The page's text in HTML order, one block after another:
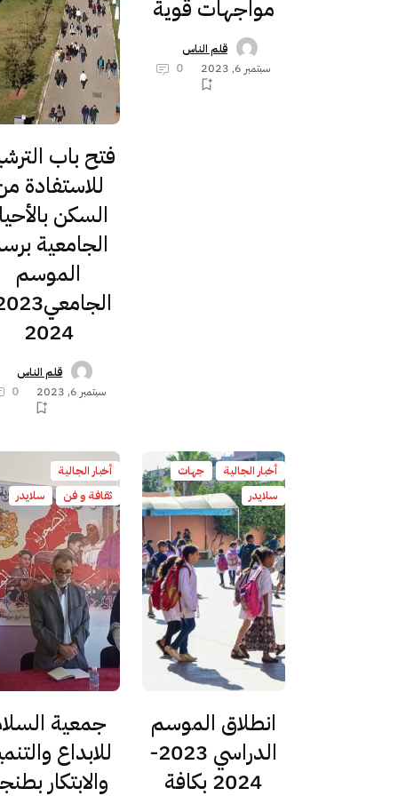
مواجهات قوية
قلم الناس
سبتمبر 6, 2023
0
فتح باب
للاستفادة
السكن
الجامعية
الموسم
2024
قلم الناس
سبتمبر 6, 2023
0
أخبار الجالية
جهات
سلايدر
انطلاق الموسم
الدراسي 2023-
2024 بكافة
أخبار الجالية
ثقافة و فن
سلايدر
جمعية
للابداع
والابتكار